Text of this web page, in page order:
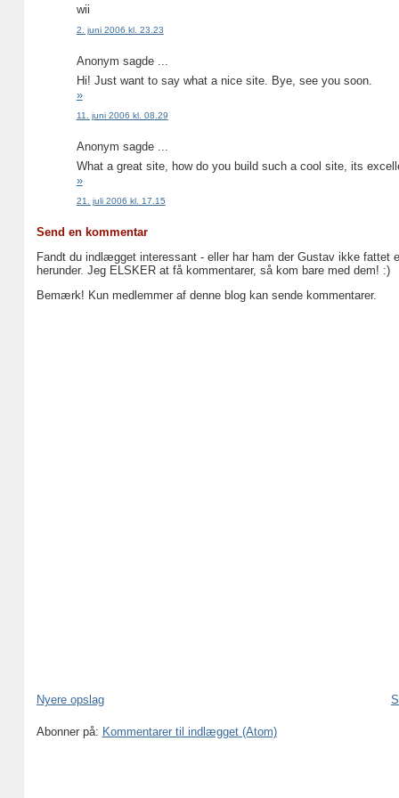
wii
2. juni 2006 kl. 23.23
Anonym sagde ...
Hi! Just want to say what a nice site. Bye, see you soon.
»
11. juni 2006 kl. 08.29
Anonym sagde ...
What a great site, how do you build such a cool site, its
»
21. juli 2006 kl. 17.15
Send en kommentar
Fandt du indlægget interessant - eller har ham der Gustav ikke fattet
herunder. Jeg ELSKER at få kommentarer, så kom bare med dem! :)
Bemærk! Kun medlemmer af denne blog kan sende kommentarer.
Nyere opslag
Abonner på: Kommentarer til indlægget (Atom)